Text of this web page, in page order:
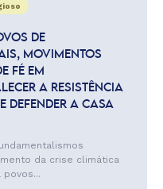
DE
MOVIMENTOS
FÉ EM
A RESISTÊNCIA
DEFENDER A CASA
da crise climática